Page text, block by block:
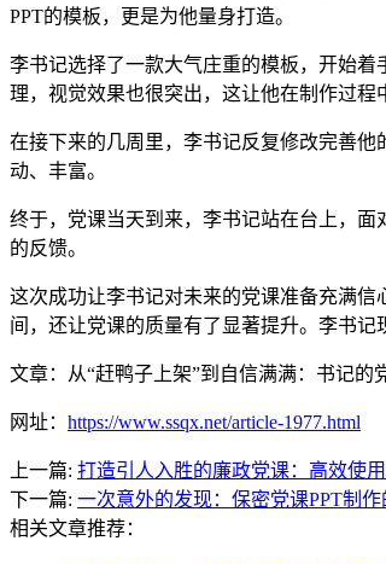
PPT的模板，更是为他量身打造。
李书记选择了一款大气庄重的模板，开始
理，视觉效果也很突出，这让他在制作过程
在接下来的几周里，李书记反复修改完善
动、丰富。
终于，党课当天到来，李书记站在台上，
的反馈。
这次成功让李书记对未来的党课准备充满信
间，还让党课的质量有了显著提升。李书记
文章：从“赶鸭子上架”到自信满满：书记的
网址： https://www.ssqx.net/article-1977.html
上一篇: 打造引人入胜的廉政党课：高效使
下一篇: 一次意外的发现：保密党课PPT制
相关文章推荐：